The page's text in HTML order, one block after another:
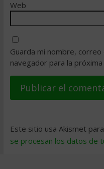
Web
Guarda mi nombre,
navegador para la
Este sitio usa Akismet
se procesan los datos de